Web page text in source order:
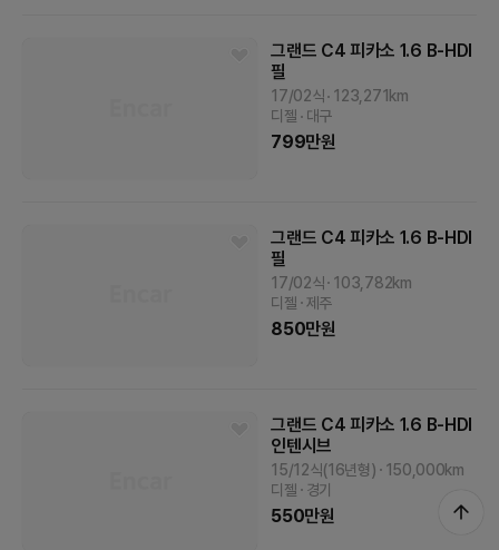
그랜드 C4 피카소 1.6 B-HDI
필
17/02식 123,271 km
디젤
대구
799만원
그랜드 C4 피카소 1.6 B-HDI
필
17/02식 103,782km
디젤
제주
850만원
그랜드 C4 피카소 1.6 B-HDI
인텐시브
15/12식(16년형) 150,000km
디젤
경기
550만원